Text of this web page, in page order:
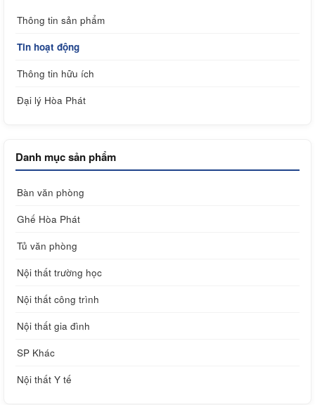
Thông tin sản phẩm
Tin hoạt động
Thông tin hữu ích
Đại lý Hòa Phát
Danh mục sản phẩm
Bàn văn phòng
Ghế Hòa Phát
Tủ văn phòng
Nội thất trường học
Nội thất công trình
Nội thất gia đình
SP Khác
Nội thất Y tế